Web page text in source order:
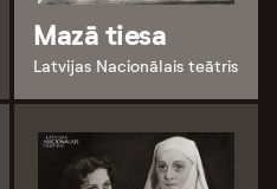
Mazā tiesa
Latvijas Nacionālais teātris